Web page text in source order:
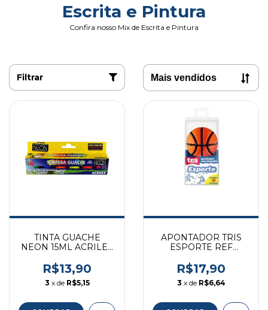
Escrita e Pintura
Confira nosso Mix de Escrita e Pintura
Filtrar
TINTA GUACHE
NEON 15ML ACRILEX
R$13,90
3 x de R$5,15
APONTADOR TRIS
ESPORTE REF
R$17,90
3 x de R$6,64